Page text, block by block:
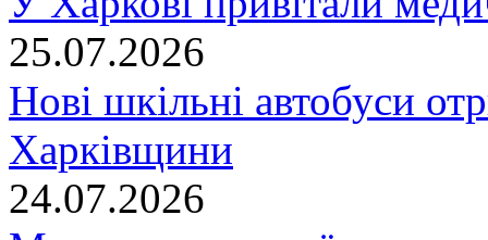
25.07.2026
Нові шкільні автобуси
Харківщини
24.07.2026